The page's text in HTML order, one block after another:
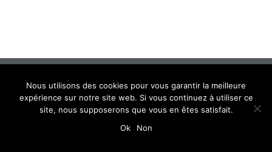
Nous utilisons des cookies pour vous garantir la meilleure
expérience sur notre site web. Si vous continuez à utiliser ce
site, nous supposerons que vous en êtes satisfait.
Ok
Non